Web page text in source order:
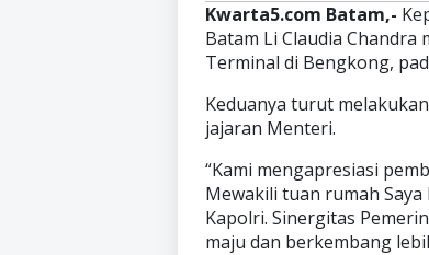
Kwarta5.com Batam,-
Batam Li Claudia
Terminal di Bengkong,
Keduanya turut
jajaran Menteri.
“Kami mengapresiasi
Mewakili tuan rumah
Kapolri. Sinergitas
maju dan berkembang